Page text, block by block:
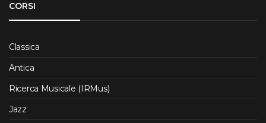
CORSI
Classica
Antica
Ricerca Musicale (IRMus)
Jazz